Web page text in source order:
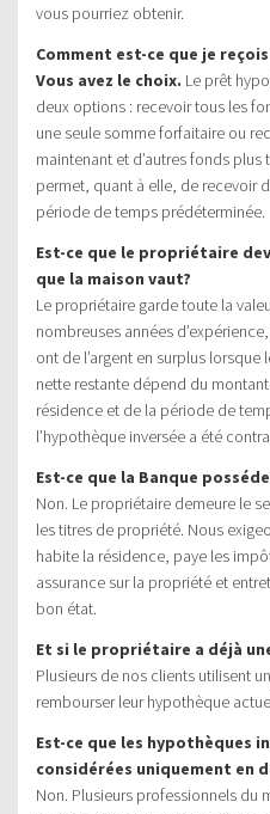
vous pourriez obtenir.
Comment est-ce que je
Vous avez le choix. Le prêt
deux options : recevoir tous les
une seule somme forfaitaire ou
maintenant et d’autres fonds plus
permet, quant à elle, de recevoir
période de temps prédéterminée.
Est-ce que le propriétaire
que la maison vaut?
Le propriétaire garde toute la
nombreuses années
ont de l’argent en surplus
nette restante dépend du
résidence et de la période de
l’hypothèque inversée a été
Est-ce que la Banque
Non. Le propriétaire demeure le
les titres de propriété. Nous
habite la résidence, paye les
assurance sur la propriété et
bon état.
Et si le propriétaire a déjà
Plusieurs de nos clients utilisent
rembourser leur hypothèque
Est-ce que les hypothèques
considérées uniquement en
Non. Plusieurs professionnels du